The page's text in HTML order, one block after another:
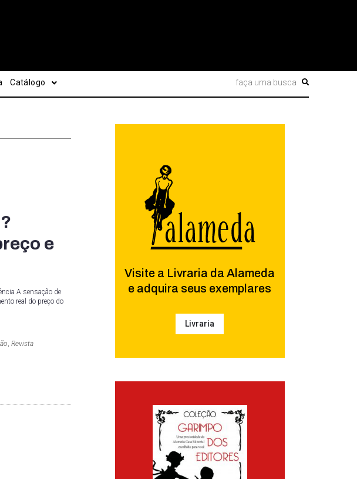
Catálogo
e
A sensação de
real do preço do
, Revista
Visite a Livraria da Alameda
e adquira seus exemplares
Livraria